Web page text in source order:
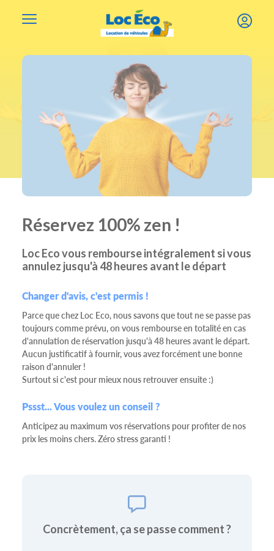
Réservez 100% zen !
Loc Eco vous rembourse intégralement si vous
annulez jusqu'à 48 heures avant le départ
Changer d'avis, c'est permis !
Parce que chez Loc Eco, nous savons que tout ne se passe pas
toujours comme prévu, on vous rembourse en totalité en cas
d'annulation de réservation jusqu'à 48 heures avant le départ.
Aucun justificatif à fournir, vous avez forcément une bonne
raison d'annuler !
Surtout si c'est pour mieux nous retrouver ensuite :)
Pssst... Vous voulez un conseil ?
Anticipez au maximum vos réservations pour profiter de nos
prix les moins chers. Zéro stress garanti !
Concrètement, ça se passe comment ?